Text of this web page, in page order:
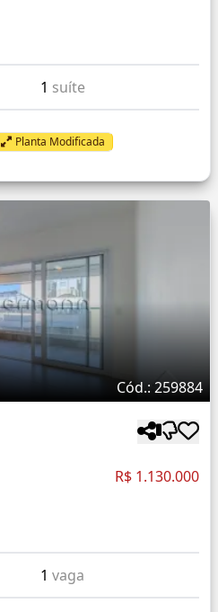
1 suíte
Planta Modificada
Cód.: 259884
R$ 1.130.000
1vaga